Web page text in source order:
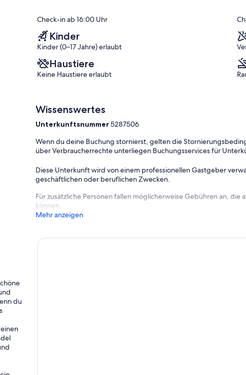
Check-in ab 16:00 Uhr
Kinder
Kinder (0–17 Jahre) erlaubt
Haustiere
Keine Haustiere erlaubt
Wissenswertes
Unterkunftsnummer5287506
Wenn du deine Buchung stornierst, gelten die
über Verbraucherrechte unterliegen Buchungsservices für
Diese Unterkunft wird von einem professionellen Gastgeber
geschäftlichen oder beruflichen Zwecken.
Für zusätzliche Personen fallen möglicherweise Gebühren an,
können.
Mehr anzeigen
du